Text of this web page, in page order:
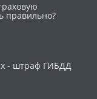
правильно?
- штраф ГИБДД